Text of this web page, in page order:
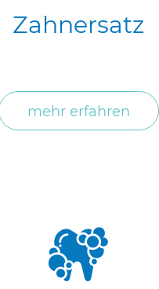
Zahnersatz
mehr erfahren